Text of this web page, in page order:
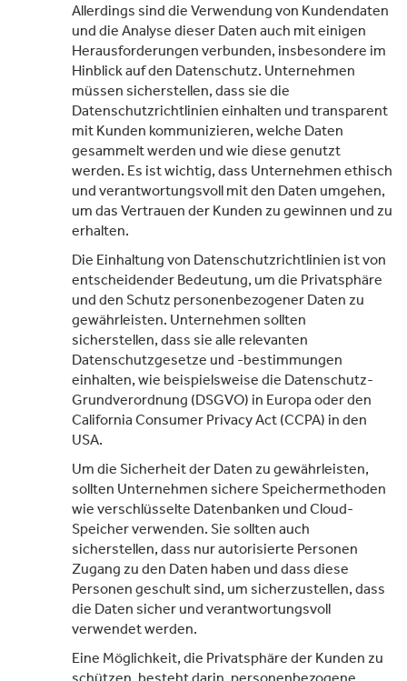
Allerdings sind die Verwendung von Kundendaten
und die Analyse dieser Daten auch mit einigen
Herausforderungen verbunden, insbesondere im
Hinblick auf den Datenschutz. Unternehmen
müssen sicherstellen, dass sie die
Datenschutzrichtlinien einhalten und transparent
mit Kunden kommunizieren, welche Daten
gesammelt werden und wie diese genutzt
werden. Es ist wichtig, dass Unternehmen ethisch
und verantwortungsvoll mit den Daten umgehen,
um das Vertrauen der Kunden zu gewinnen und zu
erhalten.
Die Einhaltung von Datenschutzrichtlinien ist von
entscheidender Bedeutung, um die Privatsphäre
und den Schutz personenbezogener Daten zu
gewährleisten. Unternehmen sollten
sicherstellen, dass sie alle relevanten
Datenschutzgesetze und -bestimmungen
einhalten, wie beispielsweise die Datenschutz-
Grundverordnung (DSGVO) in Europa oder den
California Consumer Privacy Act (CCPA) in den
USA.
Um die Sicherheit der Daten zu gewährleisten,
sollten Unternehmen sichere Speichermethoden
wie verschlüsselte Datenbanken und Cloud-
Speicher verwenden. Sie sollten auch
sicherstellen, dass nur autorisierte Personen
Zugang zu den Daten haben und dass diese
Personen geschult sind, um sicherzustellen, dass
die Daten sicher und verantwortungsvoll
verwendet werden.
Eine Möglichkeit, die Privatsphäre der Kunden zu
schützen, besteht darin, personenbezogene